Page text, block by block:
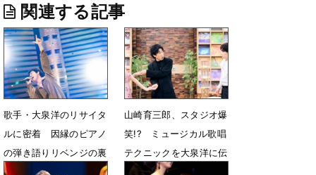
関連する記事
歌手・大泉洋のリサイタ
ルに密着 因縁のピアノ
の弾き語りリベンジの裏
側
山崎育三郎、スタジオ爆
笑!? ミュージカル歌唱
テクニックを大泉洋に伝
授